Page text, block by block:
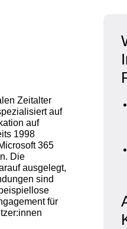
Zeitalter
auf
auf
1998
365
Die
ausgelegt,
sind
für